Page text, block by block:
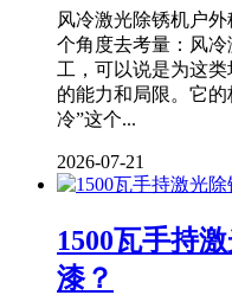
风冷激光除锈机户
个角度去考量：风
工，可以说是为这
的能力和局限。它
冷”这个...
2026-07-21
1500瓦手持
漆？